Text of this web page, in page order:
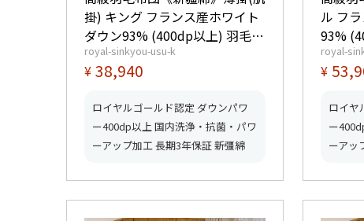
掛) キング フランス産ホワイト
ダウン93% (400dp以上) 羽毛量
0.65kg 【5つ星ロイヤルゴール
ド取得】【グッドふとんマーク
royal-sinkyou-usu-k
¥ 38,940
ロイヤルゴールド認定 ダウンパワ
ー400dp以上 国内洗浄・抗菌・パワ
ーアップ加工 長期3年保証 新彊綿
ル フ
93%
【5つ
得】【
royal-
¥
ロイヤ
ー
ーアッ